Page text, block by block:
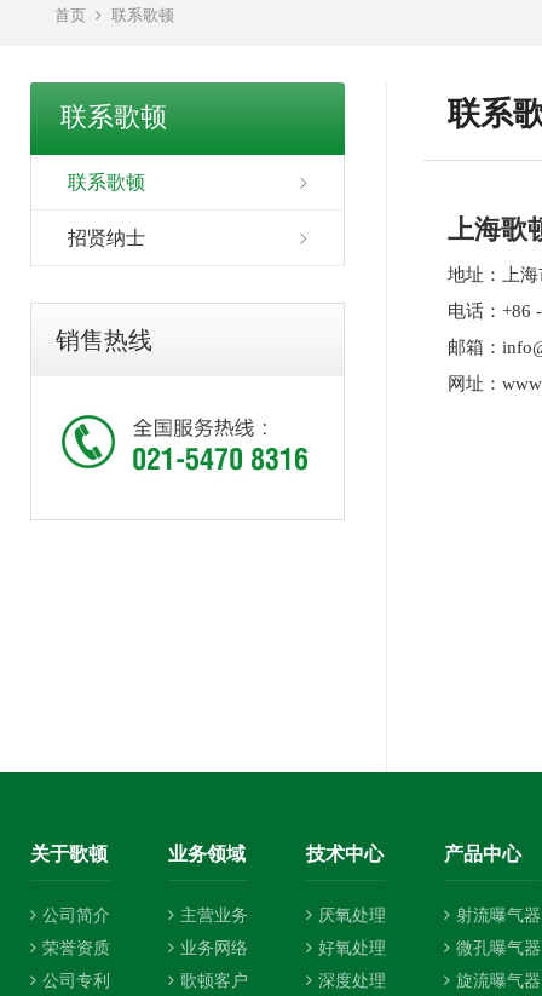
首页 联系歌顿
联系
上海歌
地址：上
电话：+86
邮箱：
网址：
联系歌顿
联系歌顿
招贤纳士
销售热线
关于歌顿
公司简介
荣誉资质
公司专利
业务领域
主营业务
业务网络
歌顿客户
技术中心
厌氧处理
好氧处理
深度处理
产品中心
射流曝气器
微孔曝气器
旋流曝气器